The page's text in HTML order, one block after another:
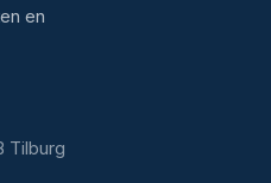
en
Tilburg